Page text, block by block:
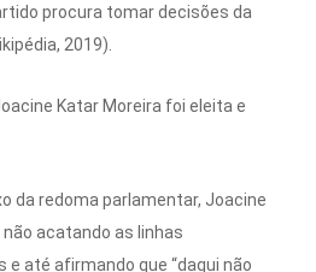
procura tomar decisões da
2019).
Katar Moreira foi eleita e
da redoma parlamentar, Joacine
acatando as linhas
até afirmando que “daqui não